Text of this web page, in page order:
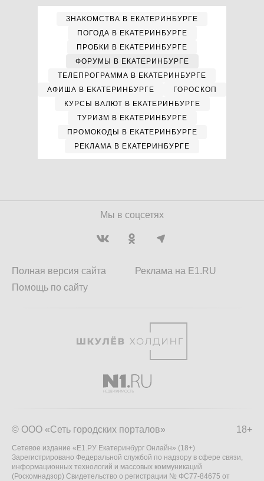
ЗНАКОМСТВА В ЕКАТЕРИНБУРГЕ
ПОГОДА В ЕКАТЕРИНБУРГЕ
ПРОБКИ В ЕКАТЕРИНБУРГЕ
ФОРУМЫ В ЕКАТЕРИНБУРГЕ
ТЕЛЕПРОГРАММА В ЕКАТЕРИНБУРГЕ
АФИША В ЕКАТЕРИНБУРГЕ
ГОРОСКОП
КУРСЫ ВАЛЮТ В ЕКАТЕРИНБУРГЕ
ТУРИЗМ В ЕКАТЕРИНБУРГЕ
ПРОМОКОДЫ В ЕКАТЕРИНБУРГЕ
РЕКЛАМА В ЕКАТЕРИНБУРГЕ
Мы в соцсетях
Полная версия сайта
Помощь по сайту
Реклама на E1.RU
18+
© ООО «Сеть городских порталов»
Сетевое издание «Е1.РУ Екатеринбург Онлайн» (18+)
Зарегистрировано Федеральной службой по надзору в сфере связи,
информационных технологий и массовых коммуникаций
(Роскомнадзор) Свидетельство о регистрации № ФС77-84675 от